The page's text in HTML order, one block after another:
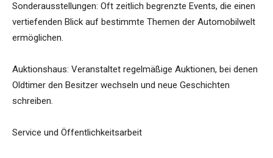
Sonderausstellungen: Oft zeitlich begrenzte Events, die einen
vertiefenden Blick auf bestimmte Themen der Automobilwelt
ermöglichen.
Auktionshaus: Veranstaltet regelmäßige Auktionen, bei denen
Oldtimer den Besitzer wechseln und neue Geschichten
schreiben.
Service und Öffentlichkeitsarbeit